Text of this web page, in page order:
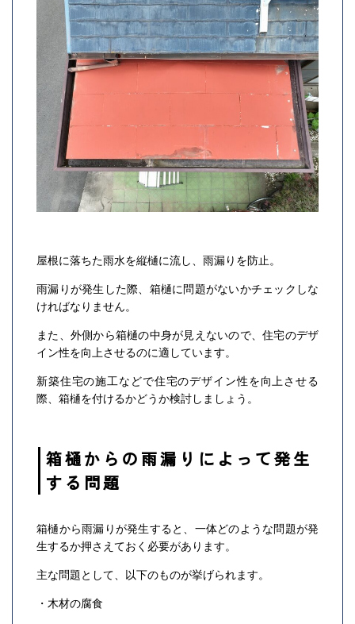
屋根に落ちた雨水を縦樋に流し、雨漏りを防止。
雨漏りが発生した際、箱樋に問題がないかチェックしな
ければなりません。
また、外側から箱樋の中身が見えないので、住宅のデザ
イン性を向上させるのに適しています。
新築住宅の施工などで住宅のデザイン性を向上させる
際、箱樋を付けるかどうか検討しましょう。
箱樋からの雨漏りによって発生
する問題
箱樋から雨漏りが発生すると、一体どのような問題が発
生するか押さえておく必要があります。
主な問題として、以下のものが挙げられます。
・木材の腐食